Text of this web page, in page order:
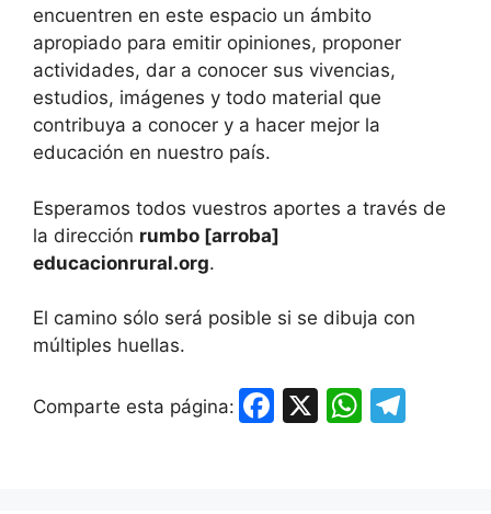
encuentren en este espacio un ámbito
apropiado para emitir opiniones, proponer
actividades, dar a conocer sus vivencias,
estudios, imágenes y todo material que
contribuya a conocer y a hacer mejor la
educación en nuestro país.
Esperamos todos vuestros aportes a través de
la dirección rumbo [arroba]
educacionrural.org.
El camino sólo será posible si se dibuja con
múltiples huellas.
Comparte esta página:
F
X
W